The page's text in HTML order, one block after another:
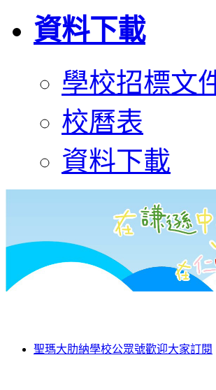
資料下載
學校招標文
校曆表
資料下載
聖瑪大肋納學校公眾號歡迎大家訂閱